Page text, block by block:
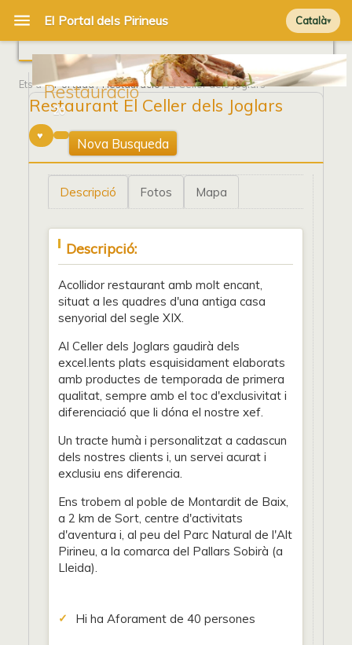
Català
Restauració
Ets a Portada/ Restauració/ El Celler dels Joglars
Restaurant El Celler dels Joglars
20
Nova Busqueda
Descripció Fotos Mapa
Descripció:
Acollidor restaurant amb molt encant,
situat a les quadres d'una antiga casa
senyorial del segle XIX.
Al Celler dels Joglars gaudirà dels
excel.lents plats esquisidament elaborats
amb productes de temporada de primera
qualitat, sempre amb el toc d'exclusivitat i
diferenciació que li dóna el nostre xef.
Un tracte humà i personalitzat a cadascun
dels nostres clients i, un servei acurat i
exclusiu ens diferencia.
Ens trobem al poble de Montardit de Baix,
a 2 km de Sort, centre d'activitats
d'aventura i, al peu del Parc Natural de l'Alt
Pirineu, a la comarca del Pallars Sobirà (a
Lleida).
Hi ha Aforament de 40 persones